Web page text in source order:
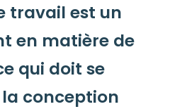
travail est un
en matière de
qui doit se
conception